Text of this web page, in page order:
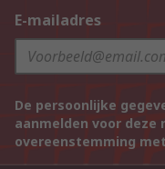
E-mailadres
De persoonlijke
aanmelden voor
overeenstemming